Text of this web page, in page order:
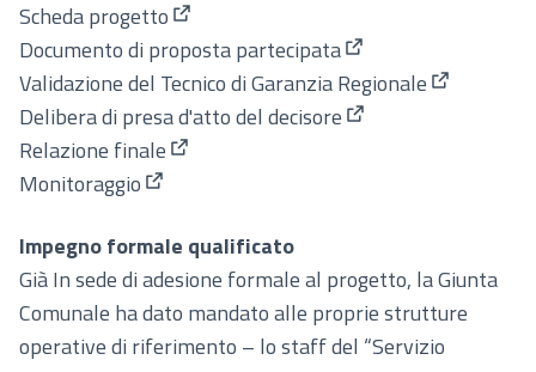
Scheda progetto
(Apre in una nuova scheda)
Documento di proposta partecipata
(Apre in una nuova
Validazione del Tecnico di Garanzia Regionale
Delibera di presa d'atto del decisore
Relazione finale
Monitoraggio
Impegno formale qualificato
Già In sede di adesione formale al progetto, la Giunta
Comunale ha dato mandato alle proprie strutture
operative di riferimento – lo staff del “Servizio